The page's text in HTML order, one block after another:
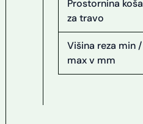
Prostornina koša
za travo
Višina reza min /
max v mm